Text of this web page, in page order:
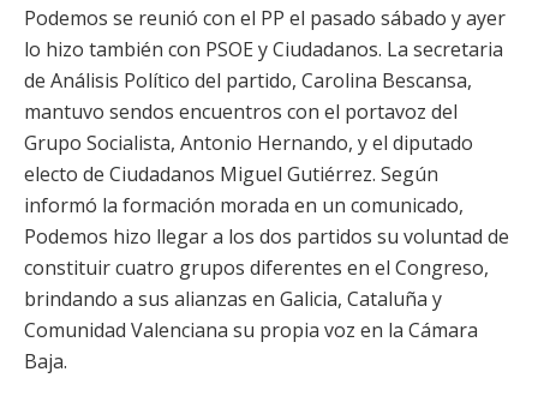
Podemos se reunió con el PP el pasado sábado y ayer
lo hizo también con PSOE y Ciudadanos. La secretaria
de Análisis Político del partido, Carolina Bescansa,
mantuvo sendos encuentros con el portavoz del
Grupo Socialista, Antonio Hernando, y el diputado
electo de Ciudadanos Miguel Gutiérrez. Según
informó la formación morada en un comunicado,
Podemos hizo llegar a los dos partidos su voluntad de
constituir cuatro grupos diferentes en el Congreso,
brindando a sus alianzas en Galicia, Cataluña y
Comunidad Valenciana su propia voz en la Cámara
Baja.